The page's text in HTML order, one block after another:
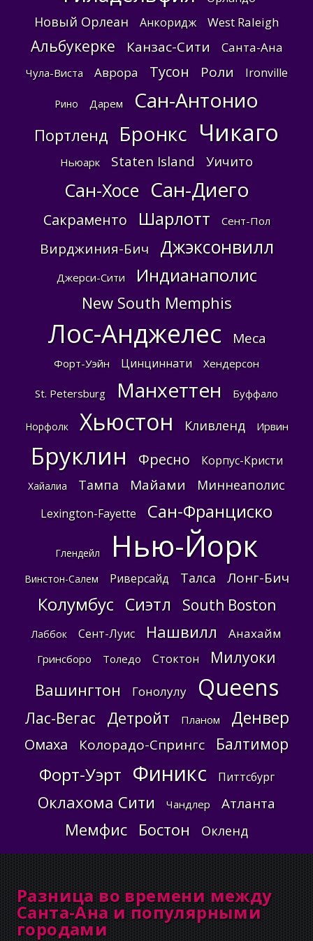
Новый Орлеан Анкоридж West Raleigh
Альбукерке Канзас-Сити Санта-Ана
Чула-Виста Аврора Тусон Роли Ironville
Рино Дарем Сан-Антонио
Портленд Бронкс Чикаго
Ньюарк Staten Island Уичито
Сан-Хосе Сан-Диего
Сакраменто Шарлотт Сент-Пол
Вирджиния-Бич Джэксонвилл
Джерси-Сити Индианаполис
New South Memphis
Лос-Анджелес Меса
Форт-Уэйн Цинциннати Хендерсон
St. Petersburg Манхеттен Буффало
Норфолк Хьюстон Кливленд Ирвин
Бруклин Фресно Корпус-Кристи
Хайалиа Тампа Майами Миннеаполис
Lexington-Fayette Сан-Франциско
Глендейл Нью-Йорк
Винстон-Салем Риверсайд Талса Лонг-Бич
Колумбус Сиэтл South Boston
Лаббок Сент-Луис Нашвилл Анахайм
Гринсборо Толедо Стоктон Милуоки
Вашингтон Гонолулу Queens
Лас-Вегас Детройт Планом Денвер
Омаха Колорадо-Спрингс Балтимор
Форт-Уэрт Финикс Питтсбург
Оклахома Сити Чандлер Атланта
Мемфис Бостон Окленд
Разница во времени между
Санта-Ана и популярными
городами